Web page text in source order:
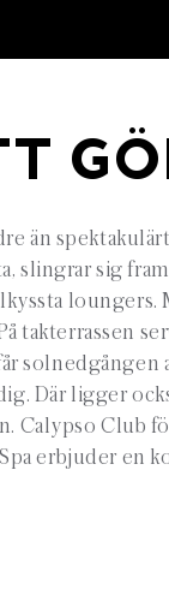
än
slingrar sig
loungers.
takterrassen
solnedgången
Där ligger
Calypso Club
erbjuder en